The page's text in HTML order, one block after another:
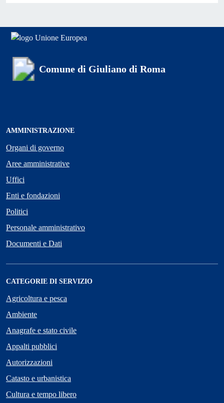
Comune di Giuliano di Roma
AMMINISTRAZIONE
Organi di governo
Aree amministrative
Uffici
Enti e fondazioni
Politici
Personale amministrativo
Documenti e Dati
CATEGORIE DI SERVIZIO
Agricoltura e pesca
Ambiente
Anagrafe e stato civile
Appalti pubblici
Autorizzazioni
Catasto e urbanistica
Cultura e tempo libero